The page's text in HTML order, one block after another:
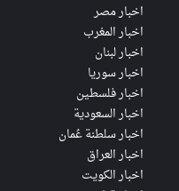
اخبار مصر
اخبار المغرب
اخبار لبنان
اخبار سوريا
اخبار فلسطين
اخبار السعودية
اخبار سلطنة عُمان
اخبار العراق
اخبار الكويت